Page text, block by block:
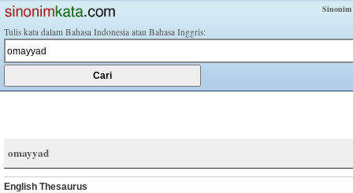
Tulis kata dalam Bahasa Indonesia atau Bahasa Inggris:
omayyad
English Thesaurus